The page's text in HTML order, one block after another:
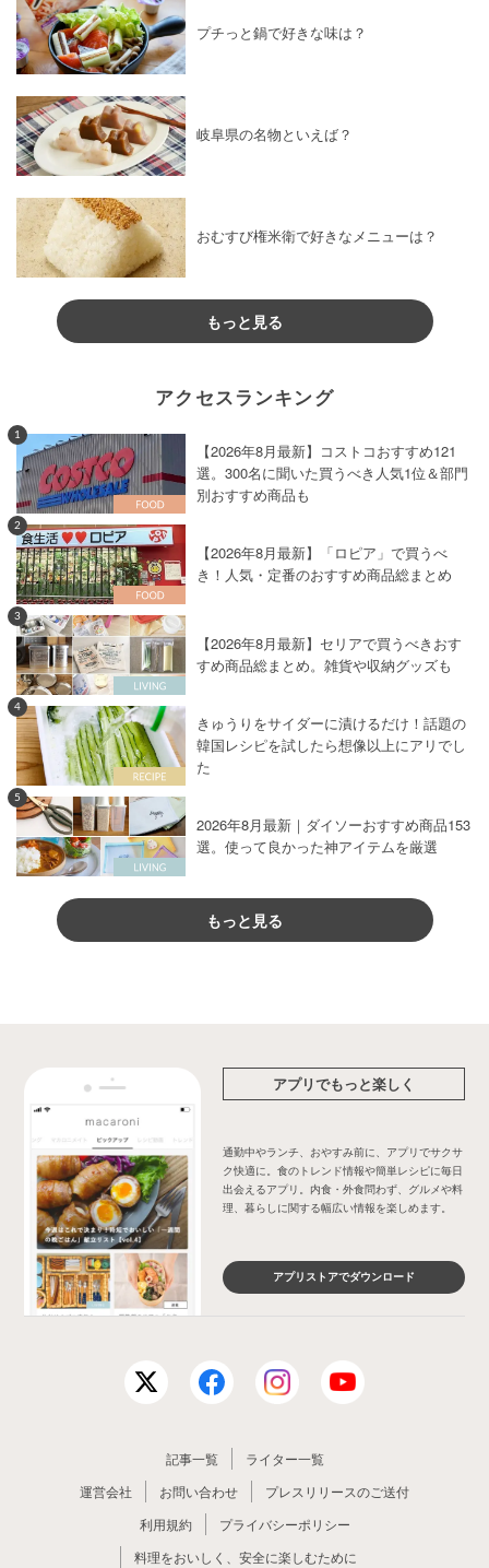
プチっと鍋で好きな味は？
岐阜県の名物といえば？
おむすび権米衛で好きなメニューは？
もっと見る
アクセスランキング
1
【2026年8月最新】コストコおすすめ121
選。300名に聞いた買うべき人気1位＆部門
別おすすめ商品も
2
【2026年8月最新】「ロピア」で買うべ
き！人気・定番のおすすめ商品総まとめ
3
【2026年8月最新】セリアで買うべきおす
すめ商品総まとめ。雑貨や収納グッズも
4
きゅうりをサイダーに漬けるだけ！話題の
韓国レシピを試したら想像以上にアリでし
た
5
2026年8月最新｜ダイソーおすすめ商品153
選。使って良かった神アイテムを厳選
もっと見る
アプリでもっと楽しく
通勤中やランチ、おやすみ前に、アプリでサクサ
ク快適に。食のトレンド情報や簡単レシピに毎日
出会えるアプリ。内食・外食問わず、グルメや料
理、暮らしに関する幅広い情報を楽しめます。
アプリストアでダウンロード
記事一覧
ライター一覧
運営会社
お問い合わせ
プレスリリースのご送付
利用規約
プライバシーポリシー
料理をおいしく、安全に楽しむために